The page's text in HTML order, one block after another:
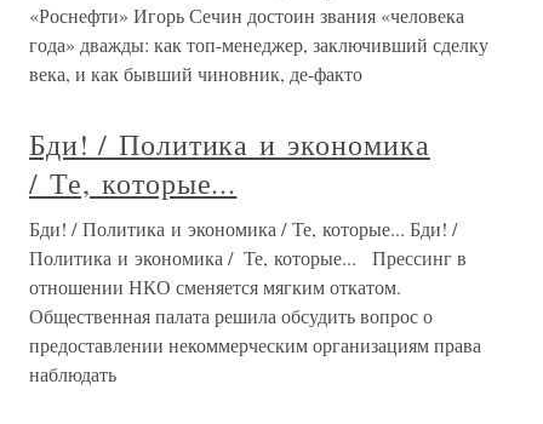
«Роснефти» Игорь Сечин достоин звания «человека
года» дважды: как топ-менеджер, заключивший сделку
века, и как бывший чиновник, де-факто
Бди! / Политика и экономика
/ Те, которые...
Бди! / Политика и экономика / Те, которые... Бди! /
Политика и экономика / Те, которые... Прессинг в
отношении НКО сменяется мягким откатом.
Общественная палата решила обсудить вопрос о
предоставлении некоммерческим организациям права
наблюдать